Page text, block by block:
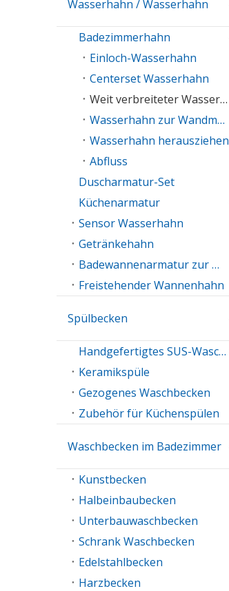
Wasserhahn / Wasserhahn
Badezimmerhahn
Einloch-Wasserhahn
Centerset Wasserhahn
Weit verbreiteter Wasserhahn
Wasserhahn zur Wandmontage
Wasserhahn herausziehen
Abfluss
Duscharmatur-Set
Küchenarmatur
Sensor Wasserhahn
Getränkehahn
Badewannenarmatur zur Wandmontage
Freistehender Wannenhahn
Spülbecken
Handgefertigtes SUS-Waschbecken
Keramikspüle
Gezogenes Waschbecken
Zubehör für Küchenspülen
Waschbecken im Badezimmer
Kunstbecken
Halbeinbaubecken
Unterbauwaschbecken
Schrank Waschbecken
Edelstahlbecken
Harzbecken